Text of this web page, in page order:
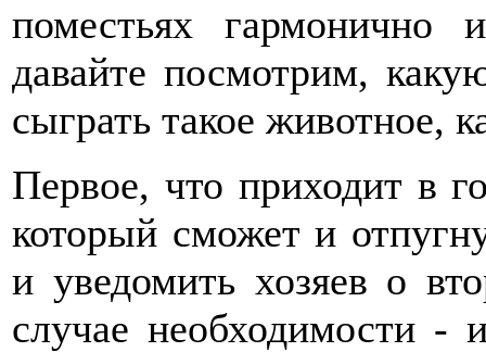
поместьях гармонично
давайте посмотрим,
сыграть такое животное,
Первое, что приходит в
который сможет и
и уведомить хозяев о
случае необходимости -